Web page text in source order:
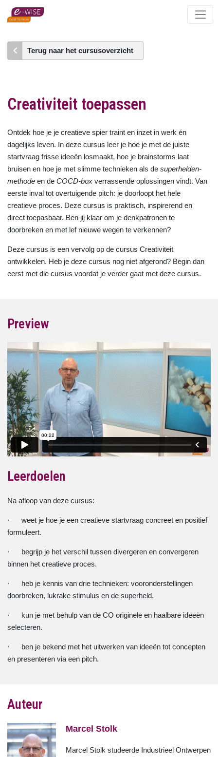
Skip
content
Terug naar het cursusoverzicht
Creativiteit toepassen
Ontdek hoe je je creatieve spier traint en inzet in werk én
dagelijks leven. In deze cursus leer je hoe je met de juiste
startvraag frisse ideeën losmaakt, hoe je brainstorms laat
bruisen en hoe je met slimme technieken als de superhelden-
methode en de COCD-box verrassende oplossingen vindt. Van
eerste inval tot overtuigende pitch: je doorloopt het hele
creatieve proces. Deze cursus is praktisch, inspirerend en
direct toepasbaar. Ben jij klaar om je denkpatronen te
doorbreken en met lef nieuwe wegen te verkennen?
Deze cursus is een vervolg op de cursus Creativiteit
ontwikkelen. Heb je deze cursus nog niet afgerond? Begin dan
eerst met die cursus voordat je verder gaat met deze cursus.
Preview
Leerdoelen
Na afloop van deze cursus:
· weet je hoe je een creatieve startvraag concreet en positief
formuleert.
· begrijp je het verschil tussen divergeren en convergeren
binnen het creatieve proces.
· heb je kennis van drie technieken: vooronderstellingen
doorbreken, lukrake stimulus en de superheld.
· kun je met behulp van de CO originele en haalbare ideeën
selecteren.
· ben je bekend met het uitwerken van ideeën tot concepten
en presenteren via een pitch.
Auteur
Marcel Stolk
Marcel Stolk studeerde Industrieel Ontwerpen